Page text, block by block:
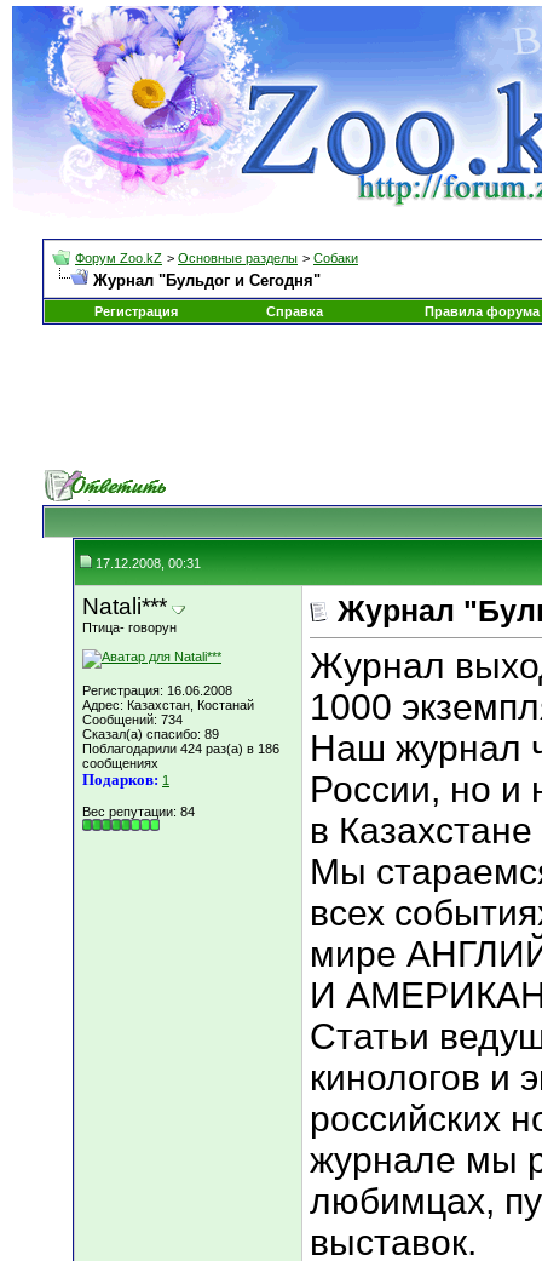
Форум Zoo.kZ > Основные разделы > Собаки
Журнал "Бульдог и Сегодня"
Регистрация Справка Правила форума
17.12.2008, 00:31
Natali***
Птица- говорун
Регистрация: 16.06.2008
Адрес: Казахстан, Костанай
Сообщений: 734
Сказал(а) спасибо: 89
Поблагодарили 424 раз(а) в 186
сообщениях
Подарков: 1
Вес репутации: 84
Журнал
Журнал
1000
Наш журнал
России, но и
в
Мы
всех
мире
И
Статьи
кинологов и
российских
журнале мы
любимцах,
выставок.